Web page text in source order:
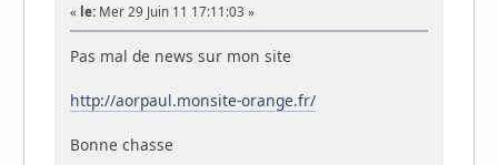
« le:Mer 29 Juin 11 17:11:03 »
Pas mal de news sur mon site
http://aorpaul.monsite-orange.fr/
Bonne chasse